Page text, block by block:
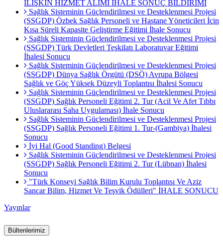
İLİŞKİN HİZMET ALIMI İHALE SONUÇ BİLDİRİMİ
Sağlık Sisteminin Güçlendirilmesi ve Desteklenmesi Projesi
(SSGDP) Özbek Sağlık Personeli ve Hastane Yöneticileri İçin
Kısa Süreli Kapasite Geliştirme Eğitimi İhale Sonucu
Sağlık Sisteminin Güçlendirilmesi ve Desteklenmesi Projesi
(SSGDP) Türk Devletleri Teşkilatı Laboratuvar Eğitimi
İhalesi Sonucu
Sağlık Sisteminin Güçlendirilmesi ve Desteklenmesi Projesi
(SSGDP) Dünya Sağlık Örgütü (DSÖ) Avrupa Bölgesi
Sağlık ve Göç Yüksek Düzeyli Toplantısı İhalesi Sonucu
Sağlık Sisteminin Güçlendirilmesi ve Desteklenmesi Projesi
(SSGDP) Sağlık Personeli Eğitimi 2. Tur (Acil Ve Afet Tıbbı
Uluslararası Saha Uygulaması) İhale Sonucu
Sağlık Sisteminin Güçlendirilmesi ve Desteklenmesi Projesi
(SSGDP) Sağlık Personeli Eğitimi 1. Tur-(Gambiya) İhalesi
Sonucu
İyi Hal (Good Standing) Belgesi
Sağlık Sisteminin Güçlendirilmesi ve Desteklenmesi Projesi
(SSGDP) Sağlık Personeli Eğitimi 2. Tur (Lübnan) İhalesi
Sonucu
"Türk Konseyi Sağlık Bilim Kurulu Toplantısı Ve Aziz
Sancar Bilim, Hizmet Ve Teşvik Ödülleri" İHALE SONUCU
Yayınlar
Bültenlerimiz